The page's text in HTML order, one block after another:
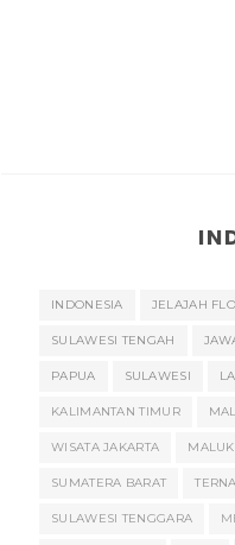
INDONESIA JELAJAH
SULAWESI TENGAH
PAPUA SULAWESI
KALIMANTAN TIMUR
WISATA JAKARTA
SUMATERA BARAT
SULAWESI TENGGARA